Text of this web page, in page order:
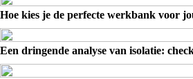
Hoe kies je de perfecte werkbank voor
Een dringende analyse van isolatie: